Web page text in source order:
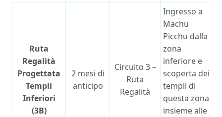
Ruta
Regalità
Progettata
Templi
Inferiori
(3B)
2 mesi di
anticipo
Circuito 3 –
Ruta
Regalità
Ingresso a
Machu
Picchu dalla
zona
inferiore e
scoperta dei
templi di
questa zona
insieme alle